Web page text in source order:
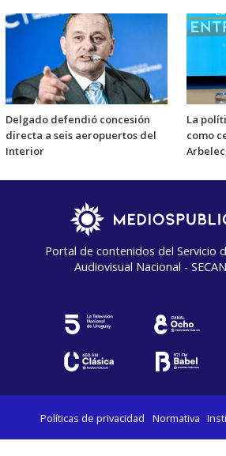
Delgado defendió concesión
directa a seis aeropuertos del
Interior
La
como
Portal de contenidos del Servicio
Audiovisual Nacional -
Políticas de privacidad Normativa